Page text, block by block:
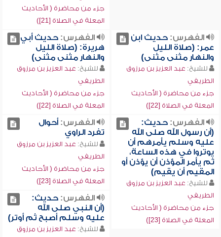
جزء من محاضرة ( الأحاديث
المعلة في الصلاة [21])
الفهرس:حديث ابن
عمر: (صلاة الليل
والنهار مثنى مثنى)
للشيخ: عبد العزيز بن مرزوق
الطريفي
جزء من محاضرة ( الأحاديث
المعلة في الصلاة [22])
الفهرس:حديث أبي
هريرة: (صلاة الليل
والنهار مثنى مثنى)
للشيخ: عبد العزيز بن مرزوق
الطريفي
جزء من محاضرة ( الأحاديث
المعلة في الصلاة [22])
الفهرس:حديث:
(أن رسول الله صلى الله
عليه وسلم يأمرهم أن
يوتروا في هذه الساعة،
ثم يأمر المؤذن أن يؤذن أو
المقيم أن يقيم)
للشيخ: عبد العزيز بن مرزوق
الطريفي
جزء من محاضرة ( الأحاديث
المعلة في الصلاة [23])
الفهرس:أحوال
تفرد الراوي
للشيخ: عبد العزيز بن مرزوق
الطريفي
جزء من محاضرة ( الأحاديث
المعلة في الصلاة [23])
الفهرس:حديث:
(أن النبي صلى الله
عليه وسلم أصبح ثم أوتر)
للشيخ: عبد العزيز بن مرزوق